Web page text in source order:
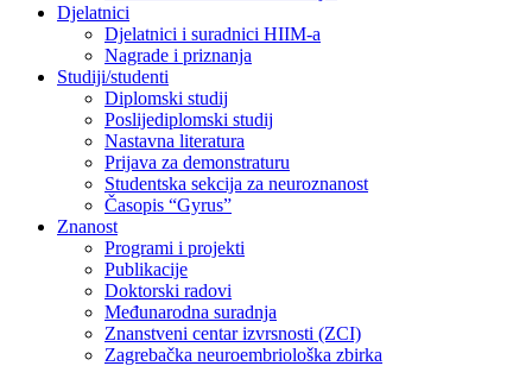
Djelatnici
Djelatnici i suradnici HIIM-a
Nagrade i priznanja
Studiji/studenti
Diplomski studij
Poslijediplomski studij
Nastavna literatura
Prijava za demonstraturu
Studentska sekcija za neuroznanost
Časopis “Gyrus”
Znanost
Programi i projekti
Publikacije
Doktorski radovi
Međunarodna suradnja
Znanstveni centar izvrsnosti (ZCI)
Zagrebačka neuroembriološka zbirka